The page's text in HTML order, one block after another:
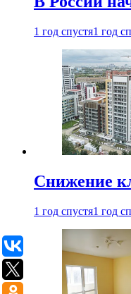
1 год спустя1 год
Снижение
1 год спустя1 год